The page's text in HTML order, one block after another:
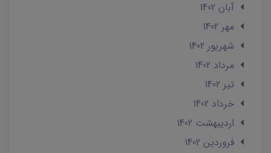
آبان 1402
مهر 1402
شهریور 1402
مرداد 1402
تير 1402
خرداد 1402
ارديبهشت 1402
فروردین 1402